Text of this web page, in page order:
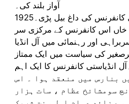
آواز بلند کی۔
1925ء میں آل انڈیا سنی کانفرنس کی داغ بیل پڑی۔
خاں اس کانفرنس کے مرکزی سر
اور رہنمائی میں آل انڈیا
کی سیاست میں ایک ممتاز
انڈیاستی کانفرنس کا ایک اہم
1946 ء میں بنارس میں منعقد ہوا ۔ اس
سومشائخ عظام ، سات ہزار